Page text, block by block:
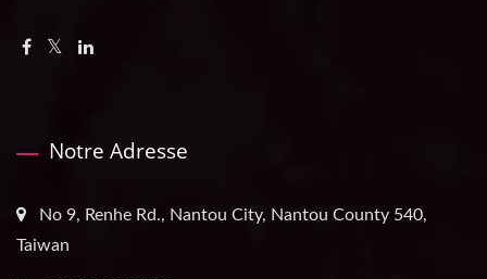
Notre Adresse
No 9, Renhe Rd., Nantou City, Nantou County 540,
Taiwan